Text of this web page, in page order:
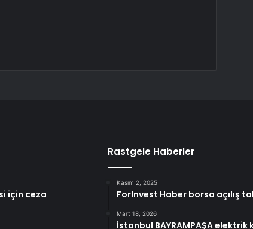
için ceza
Rastgele Haberler
Kasım 2, 2025
ForInvest Haber borsa açılış
Mart 18, 2026
İstanbul BAYRAMPAŞA